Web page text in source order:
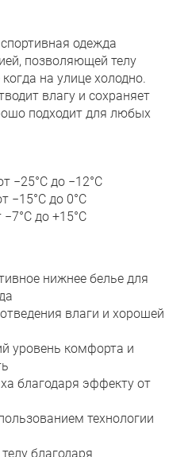
одежда
позволяющей телу
на улице холодно.
влагу и сохраняет
подходит для любых
−25°C до −12°C
−15°C до 0°C
до +15°C
нижнее белье для
влаги и хорошей
уровень комфорта и
благодаря эффекту от
технологии
благодаря